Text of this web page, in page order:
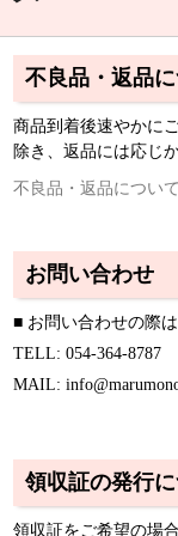
不良品・返品
商品到着後速やかに
除き、返品には応じ
不良品・返品につい
お問い合わせ
■ お問い合わせの際
TELL: 054-364-8787
MAIL:
領収証の発行
領収証をご希望の場